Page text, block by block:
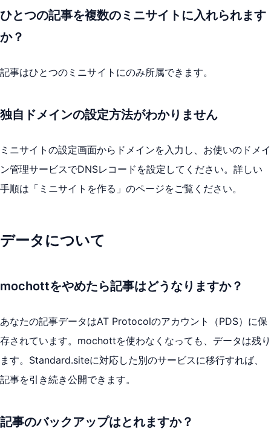
ひとつの記事を複数のミニサイトに入れられます
か？
記事はひとつのミニサイトにのみ所属できます。
独自ドメインの設定方法がわかりません
ミニサイトの設定画面からドメインを入力し、お使いのドメイ
ン管理サービスでDNSレコードを設定してください。詳しい
手順は「ミニサイトを作る」のページをご覧ください。
データについて
mochottをやめたら記事はどうなりますか？
あなたの記事データはAT Protocolのアカウント（PDS）に保
存されています。mochottを使わなくなっても、データは残り
ます。Standard.siteに対応した別のサービスに移行すれば、
記事を引き続き公開できます。
記事のバックアップはとれますか？